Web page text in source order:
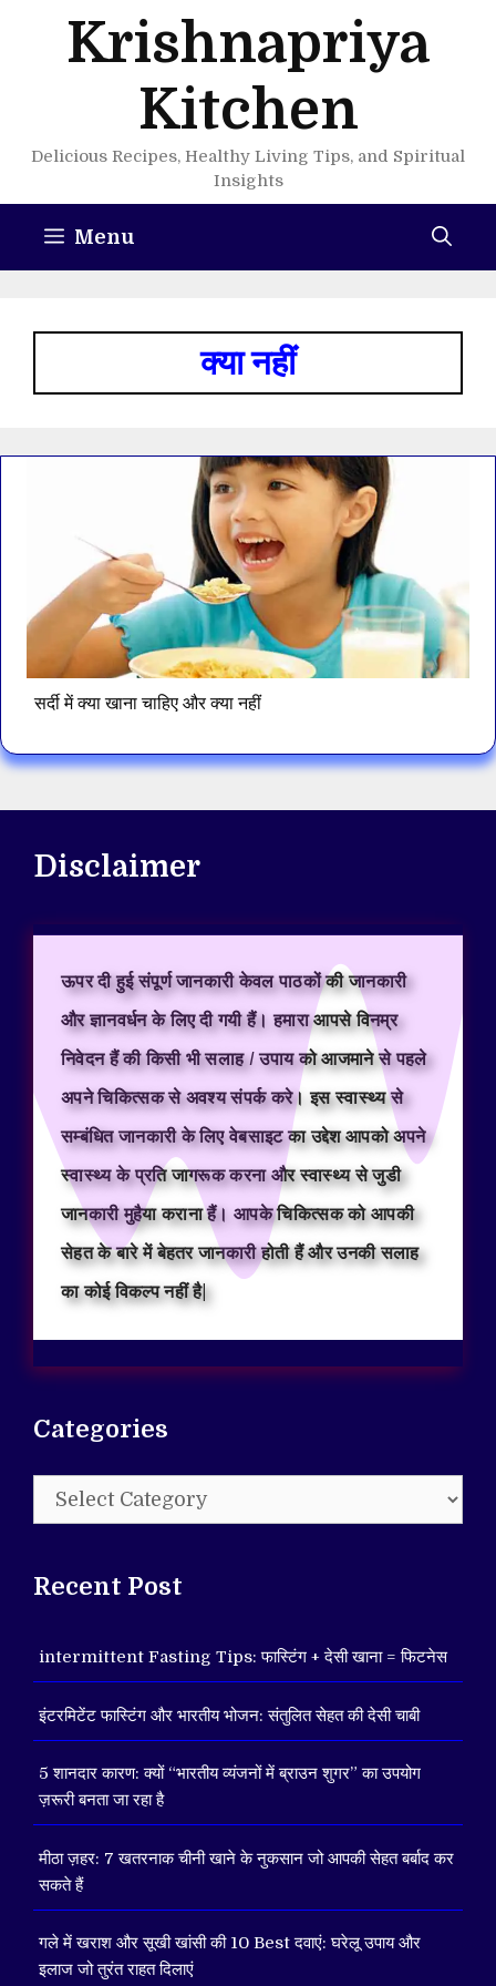
Krishnapriya
Kitchen
Delicious Recipes, Healthy Living Tips, and Spiritual
Insights
Menu
क्या नहीं
सर्दी में क्या खाना चाहिए और क्या नहीं
Disclaimer
ऊपर दी हुई संपूर्ण जानकारी केवल पाठकों की जानकारी
और ज्ञानवर्धन के लिए दी गयी हैं। हमारा आपसे विनम्र
निवेदन हैं की किसी भी सलाह / उपाय को आजमाने से पहले
अपने चिकित्सक से अवश्य संपर्क करे। इस स्वास्थ्य से
सम्बंधित जानकारी के लिए वेबसाइट का उद्देश आपको अपने
स्वास्थ्य के प्रति जागरूक करना और स्वास्थ्य से जुडी
जानकारी मुहैया कराना हैं। आपके चिकित्सक को आपकी
सेहत के बारे में बेहतर जानकारी होती हैं और उनकी सलाह
का कोई विकल्प नहीं है|
Categories
Categories
Recent Post
intermittent Fasting Tips: फास्टिंग + देसी खाना = फिटनेस
इंटरमिटेंट फास्टिंग और भारतीय भोजन: संतुलित सेहत की देसी चाबी
5 शानदार कारण: क्यों “भारतीय व्यंजनों में ब्राउन शुगर” का उपयोग
ज़रूरी बनता जा रहा है
मीठा ज़हर: 7 खतरनाक चीनी खाने के नुकसान जो आपकी सेहत बर्बाद कर
सकते हैं
गले में खराश और सूखी खांसी की 10 Best दवाएं: घरेलू उपाय और
इलाज जो तुरंत राहत दिलाएं